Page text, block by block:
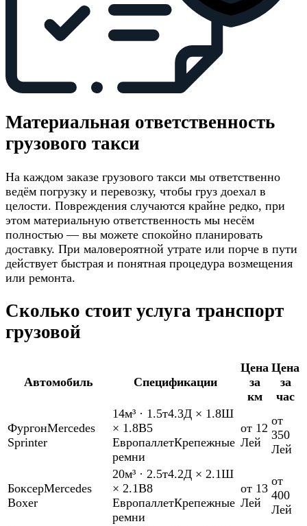
Материальная ответственность
грузового такси
На каждом заказе грузового такси мы ответственно
ведём погрузку и перевозку, чтобы груз доехал в
целости. Повреждения случаются крайне редко, при
этом материальную ответственность мы несём
полностью — вы можете спокойно планировать
доставку. При маловероятной утрате или порче в пути
действует быстрая и понятная процедура возмещения
или ремонта.
Сколько стоит услуга транспорт
грузовой
Автомобиль Спецификации
Цена
за
км
Цена
за
час
ФургонMercedes
Sprinter
14м³ · 1.5т4.3Д × 1.8Ш
× 1.8В5
ЕвропаллетКрепежные
ремни
от 12
Лей
от
350
Лей
БоксерMercedes
Boxer
20м³ · 2.5т4.2Д × 2.1Ш
× 2.1В8
ЕвропаллетКрепежные
ремни
от 13
Лей
от
400
Лей